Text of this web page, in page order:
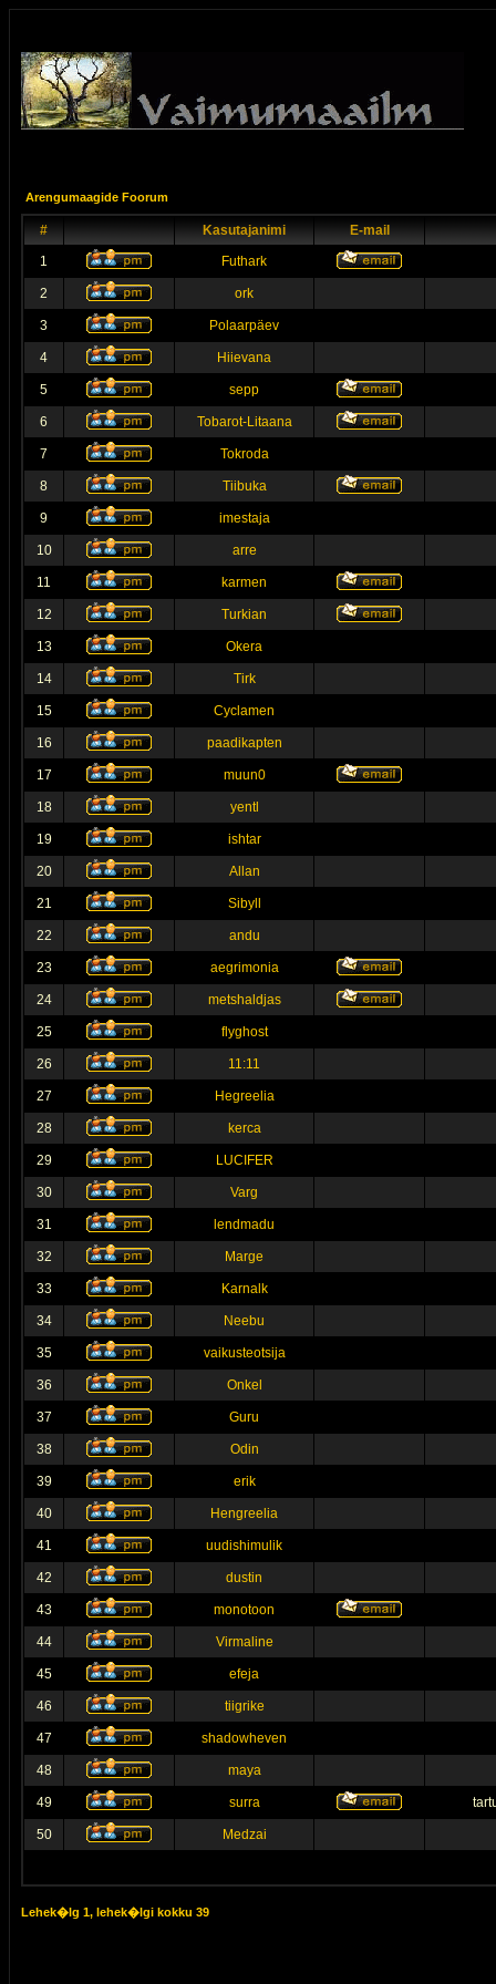
Arengumaagide Foorum
# Kasutajanimi
E-mail
1
Futhark
2 ork
3 Polaarpäev
4 Hiievana
5 sepp
6 Tobarot-Litaana
7 Tokroda
8 Tiibuka
9 imestaja
10 arre
11 karmen
12 Turkian
13 Okera
14 Tirk
15 Cyclamen
16 paadikapten
17 muun0
18 yentl
19 ishtar
20 Allan
21 Sibyll
22 andu
23 aegrimonia
24 metshaldjas
25 flyghost
26 11:11
27 Hegreelia
28 kerca
29 LUCIFER
30 Varg
31 lendmadu
32 Marge
33 Karnalk
34 Neebu
35 vaikusteotsija
36 Onkel
37 Guru
38 Odin
39 erik
40 Hengreelia
41 uudishimulik
42 dustin
43 monotoon
44 Virmaline
45 efeja
46 tiigrike
47 shadowheven
48 maya
49 surra
50 Medzai
Lehek�lg 1, lehek�lgi kokku 39